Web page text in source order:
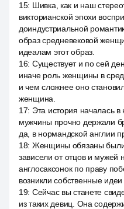
15: Шивка, как и наш
викторианской эпохи
доиндустриальной
образ средневековой
идеалам этот образ.
16: Существует и по сей
иначе роль женщины в
и чем сложнее оно
женщина.
17: Эта история началась в
мужчины прочно держали
да, в нормандской англии
18: Женщины обязаны были
зависели от отцов и мужей
англосаксонок по праву
возникли собственные идеи
19: Сейчас вы станете
из таких девиц. Она